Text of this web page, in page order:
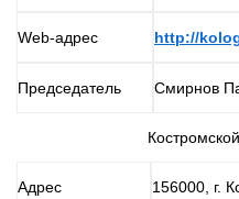
Web-адрес http://
Председатель Смирнов
Адрес 156000, г.